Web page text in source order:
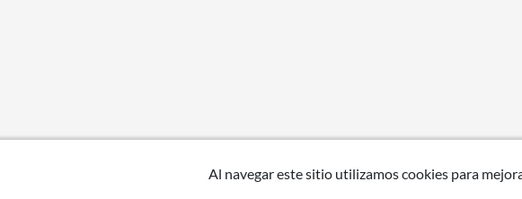
Al navegar este sitio utilizamos cookies para